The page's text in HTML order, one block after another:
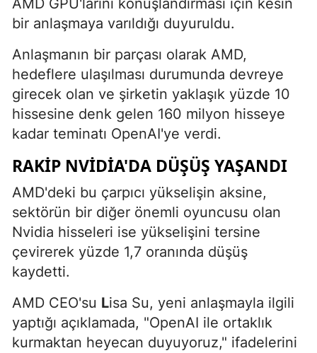
AMD GPU'larını konuşlandırması için kesin
bir anlaşmaya varıldığı duyuruldu.
Anlaşmanın bir parçası olarak AMD,
hedeflere ulaşılması durumunda devreye
girecek olan ve şirketin yaklaşık yüzde 10
hissesine denk gelen 160 milyon hisseye
kadar teminatı OpenAI'ye verdi.
RAKIP NVIDIA'DA DÜŞÜŞ YAŞANDI
AMD'deki bu çarpıcı yükselişin aksine,
sektörün bir diğer önemli oyuncusu olan
Nvidia hisseleri ise yükselişini tersine
çevirerek yüzde 1,7 oranında düşüş
kaydetti.
AMD CEO'su Lisa Su, yeni anlaşmayla ilgili
yaptığı açıklamada, "OpenAI ile ortaklık
kurmaktan heyecan duyuyoruz," ifadelerini